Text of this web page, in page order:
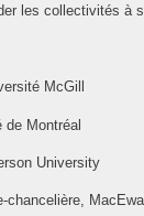
les collectivités à
McGill
de Montréal
University
chancelière,